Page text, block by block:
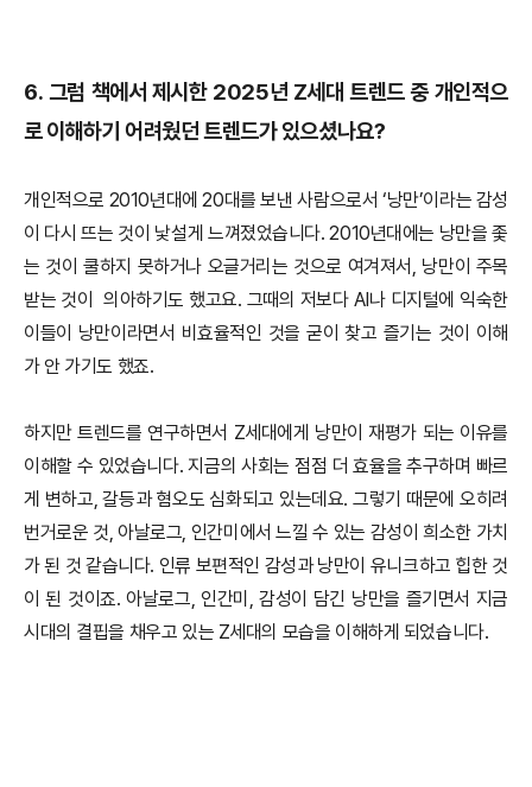
6. 그럼 책에서 제시한 2025년 Z세대 트렌드 중 개인적으
로 이해하기 어려웠던 트렌드가 있으셨나요?
개인적으로 2010년대에 20대를 보낸 사람으로서 ‘낭만’이라는 감성
이 다시 뜨는 것이 낯설게 느껴졌었습니다. 2010년대에는 낭만을 좇
는 것이 쿨하지 못하거나 오글거리는 것으로 여겨져서, 낭만이 주목
받는 것이 의아하기도 했고요. 그때의 저보다 AI나 디지털에 익숙한
이들이 낭만이라면서 비효율적인 것을 굳이 찾고 즐기는 것이 이해
가 안 가기도 했죠.
하지만 트렌드를 연구하면서 Z세대에게 낭만이 재평가 되는 이유를
이해할 수 있었습니다. 지금의 사회는 점점 더 효율을 추구하며 빠르
게 변하고, 갈등과 혐오도 심화되고 있는데요. 그렇기 때문에 오히려
번거로운 것, 아날로그, 인간미에서 느낄 수 있는 감성이 희소한 가치
가 된 것 같습니다. 인류 보편적인 감성과 낭만이 유니크하고 힙한 것
이 된 것이죠. 아날로그, 인간미, 감성이 담긴 낭만을 즐기면서 지금
시대의 결핍을 채우고 있는 Z세대의 모습을 이해하게 되었습니다.